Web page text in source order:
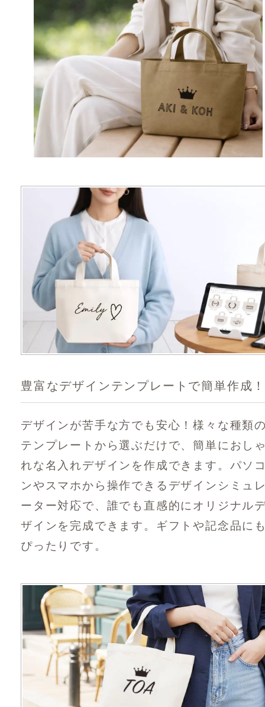
豊富なデザインテンプレートで簡単作成
デザインが苦手な方でも安心！様々な種類
テンプレートから選ぶだけで、簡単におし
れな名入れデザインを作成できます。パソ
ンやスマホから操作できるデザインシミュ
ーター対応で、誰でも直感的にオリジナル
ザインを完成できます。ギフトや記念品に
ぴったりです。